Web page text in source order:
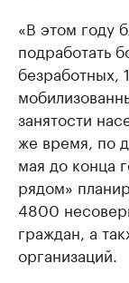
«В этом году
подработать
безработных,
занятости
же время, по
мая до конца
рядом»
4800
граждан, а
организаций.